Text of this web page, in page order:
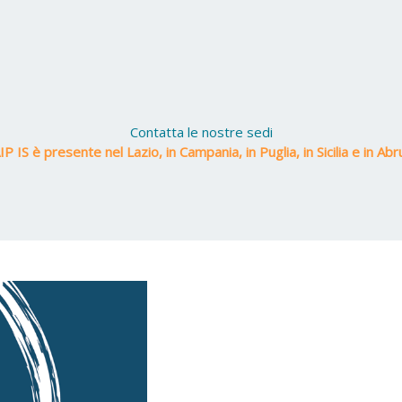
Contatta le nostre sedi
IS è presente nel Lazio, in Campania, in Puglia, in Sicilia e in